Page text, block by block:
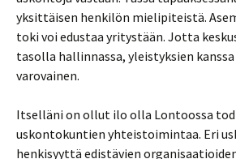
yksittäisen henkilön mielipiteistä.
toki voi edustaa yritystään. Jotta
tasolla hallinnassa, yleistyksien
varovainen.
Itselläni on ollut ilo olla Lontoossa
uskontokuntien yhteistoimintaa. Eri
henkisyyttä edistävien